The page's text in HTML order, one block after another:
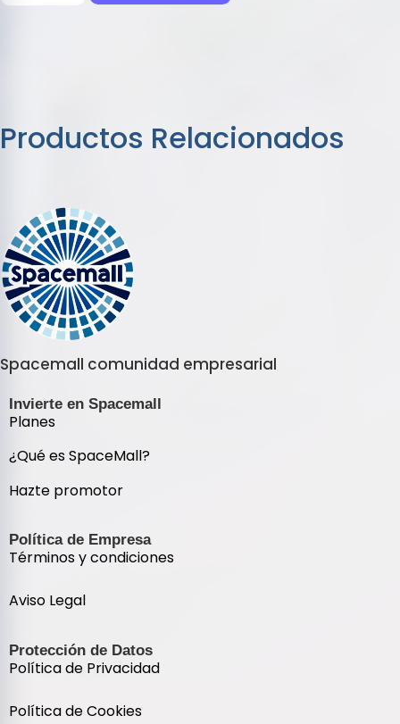
Productos Relacionados
Spacemall comunidad empresarial
Invierte en Spacemall
Planes
¿Qué es SpaceMall?
Hazte promotor
Política de Empresa
Términos y condiciones
Aviso Legal
Protección de Datos
Política de Privacidad
Política de Cookies